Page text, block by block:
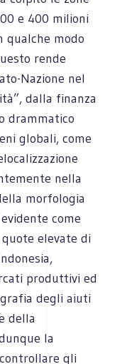
e 400 milioni
qualche modo
rende
Nazione nel
dalla finanza
drammatico
globali, come
nella
morfologia
come
elevate di
produttivi ed
degli aiuti
della
la
gli